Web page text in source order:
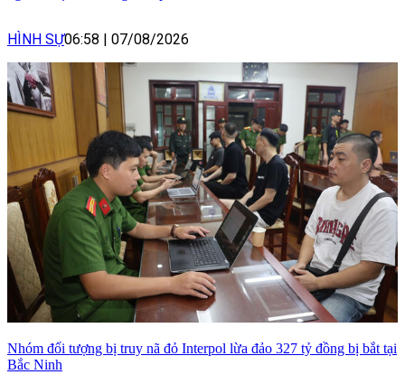
HÌNH SỰ06:58 07/08/2026
Nhóm đối tượng bị truy nã đỏ Interpol lừa đảo 327 tỷ đồng bị bắt tại
Bắc Ninh